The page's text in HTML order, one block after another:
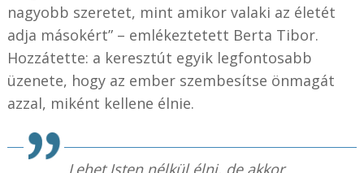
nagyobb szeretet, mint amikor valaki az életét
adja másokért” – emlékeztetett Berta Tibor.
Hozzátette: a keresztút egyik legfontosabb
üzenete, hogy az ember szembesítse önmagát
azzal, miként kellene élnie.
Lehet Isten nélkül élni, de akkor